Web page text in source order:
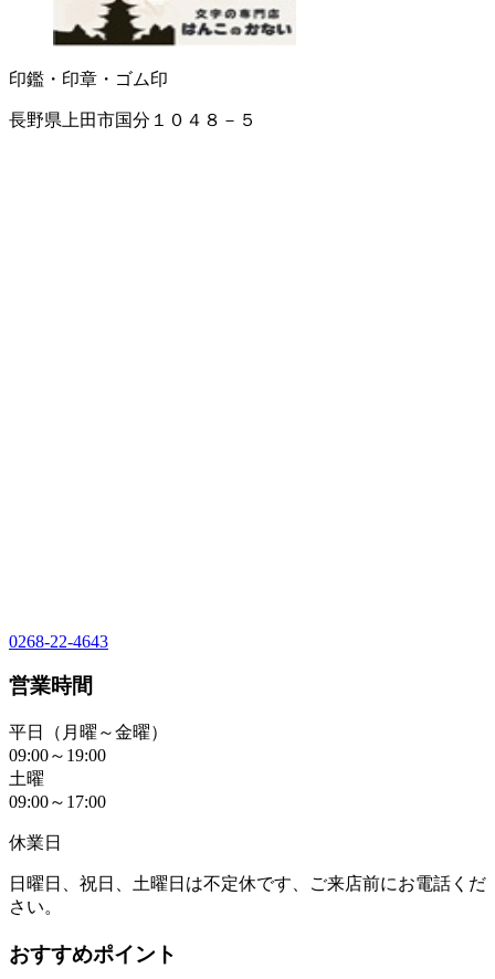
印鑑・印章・ゴム印
長野県上田市国分１０４８－５
0268-22-4643
営業時間
平日（月曜～金曜）
09:00～19:00
土曜
09:00～17:00
休業日
日曜日、祝日、土曜日は不定休です、ご来店前にお電話くだ
さい。
おすすめポイント